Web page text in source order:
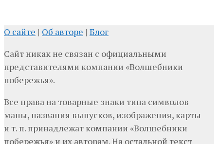
О сайте | Об авторе | Блог
Сайт никак не связан с официальными
представителями компании «Волшебники
побережья».
Все права на товарные знаки типа символов
маны, названия выпусков, изображения, карты
и т. п. принадлежат компании «Волшебники
побережья» и их авторам. На остальной текст